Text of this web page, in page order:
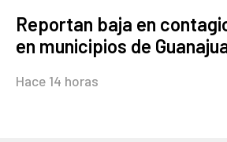
Reportan baja en
en municipios de
Hace 14 horas